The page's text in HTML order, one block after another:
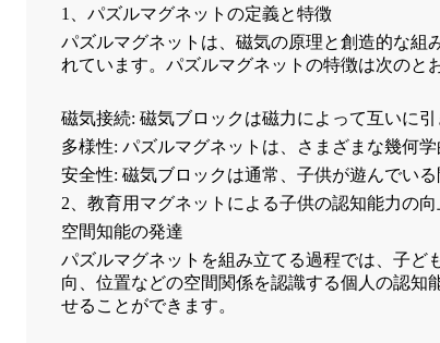
1、パズルマグネットの定義と特徴
パズルマグネットは、磁気の原理と創造的な組
れています。パズルマグネットの特徴は次のと
磁気接続: 磁気ブロックは磁力によって互いに
多様性: パズルマグネットは、さまざまな幾何
安全性: 磁気ブロックは通常、子供が遊んでい
2、教育用マグネットによる子供の認知能力の向
空間知能の発達
パズルマグネットを組み立てる過程では、子ど
向、位置などの空間関係を認識する個人の認知
せることができます。